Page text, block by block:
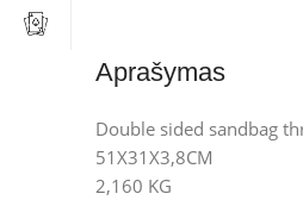
Aprašymas
Double sided sandbag
51X31X3,8CM
2,160 KG